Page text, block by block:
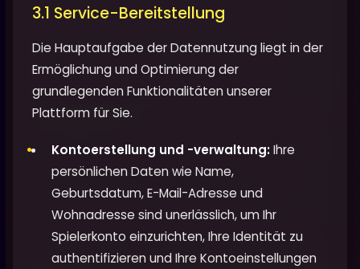
3.1 Service-Bereitstellung
Die Hauptaufgabe der Datennutzung liegt in der
Ermöglichung und Optimierung der
grundlegenden Funktionalitäten unserer
Plattform für Sie.
Kontoerstellung und -verwaltung:Ihre
persönlichen Daten wie Name,
Geburtsdatum, E-Mail-Adresse und
Wohnadresse sind unerlässlich, um Ihr
Spielerkonto einzurichten, Ihre Identität zu
authentifizieren und Ihre Kontoeinstellungen